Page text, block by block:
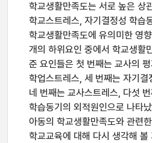
학교생활만족도는 서로 높은 상
학교스트레스, 자기결정성 학습
학교생활만족도에 유의미한 영
개의 하위요인 중에서 학교생활
준 요인들은 첫 번째는 교사의
학업스트레스, 세 번째는 자기
네 번째는 교사스트레스, 다섯
학습동기의 외적원인으로 나타
아동의 학교생활만족도와 관련
학교교육에 대해 다시 생각해